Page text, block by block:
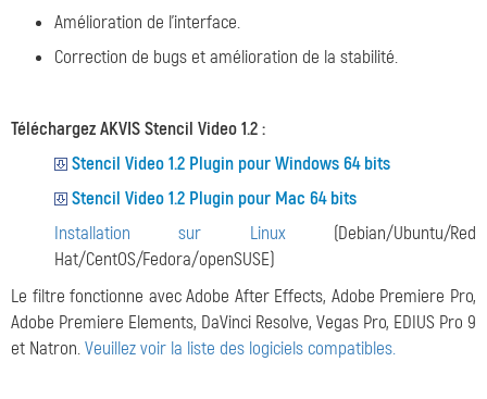
Amélioration de l'interface.
Correction de bugs et amélioration de la stabilité.
Téléchargez AKVIS Stencil Video 1.2 :
Stencil Video 1.2 Plugin pour Windows 64 bits
Stencil Video 1.2 Plugin pour Mac 64 bits
Installation sur Linux(Debian/Ubuntu/Red
Hat/CentOS/Fedora/openSUSE)
Le filtre fonctionne avec Adobe After Effects, Adobe Premiere Pro,
Adobe Premiere Elements, DaVinci Resolve, Vegas Pro, EDIUS Pro 9
et Natron.Veuillez voir la liste des logiciels compatibles.